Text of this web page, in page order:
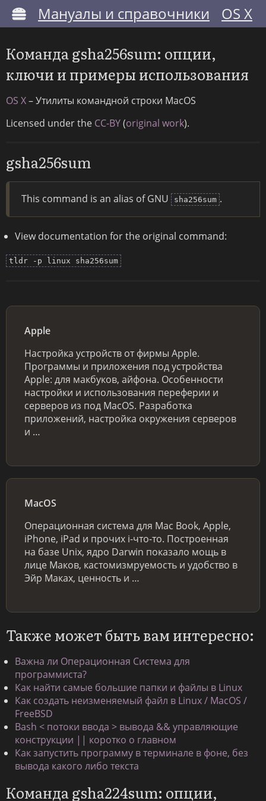
Мануалы и справочники OS X
Команда gsha256sum: опции,
ключи и примеры использования
OS X– Утилиты командной строки MacOS
Licensed under the CC-BY(original work).
gsha256sum
This command is an alias of GNU sha256sum .
View documentation for the original command:
tldr -p linux sha256sum
Apple
Настройка устройств от фирмы Apple.
Программы и приложения под устройства
Apple: для макбуков, айфона. Особенности
настройки и использования переферии и
серверов из под MacOS. Разработка
приложений, настройка окружения серверов
и …
MacOS
Операционная система для Mac Book, Apple,
iPhone, iPad и прочих i-что-то. Построенная
на базе Unix, ядро Darwin показало мощь в
лице Маков, кастомизмруемость и удобство в
Эйр Маках, ценность и …
Также может быть вам интересно:
Важна ли Операционная Система для
программиста?
Как найти самые большие папки и файлы в Linux
Как создать неизменяемый файл в Linux / MacOS /
FreeBSD
Bash < потоки ввода > вывода && управляющие
конструкции || коротко о главном
Как запустить программу в терминале в фоне, без
вывода какого либо текста
Команда gsha224sum: опции,